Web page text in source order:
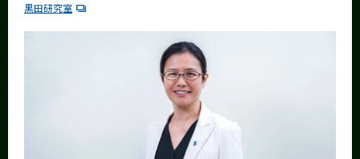
黒田研究室